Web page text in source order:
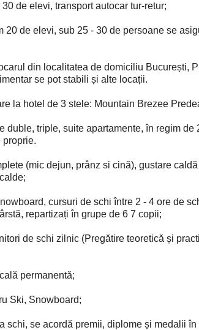
de elevi, transport autocar tur-retur;
20 de elevi, sub 25 - 30 de persoane se
din localitatea de domiciliu București,
se pot stabili și alte locații.
la hotel de 3 stele: Mountain Brezee
duble, triple, suite apartamente, în regim de
proprie.
(mic dejun, prânz si cină), gustare
cursuri de schi între 2 - 4 ore de
repartizați în grupe de 6 7 copii;
de schi zilnic (Pregătire teoretică și
permanentă;
Ski, Snowboard;
schi, se acordă premii, diplome și medalii